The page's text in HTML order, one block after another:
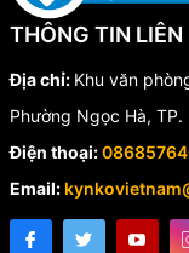
THÔNG TIN LIÊN
Địa chỉ: Khu văn
Phường Ngọc Hà, TP.
Điện thoại:
Email: